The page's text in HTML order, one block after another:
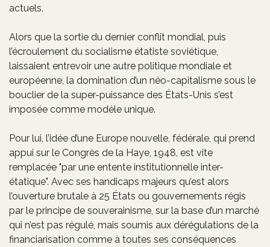
actuels.
Alors que la sortie du dernier conflit mondial, puis
l’écroulement du socialisme étatiste soviétique,
laissaient entrevoir une autre politique mondiale et
européenne, la domination d’un néo-capitalisme sous le
bouclier de la super-puissance des États-Unis s’est
imposée comme modèle unique.
Pour lui, l’idée d’une Europe nouvelle, fédérale, qui prend
appui sur le Congrès de la Haye, 1948, est vite
remplacée "par une entente institutionnelle inter-
étatique". Avec ses handicaps majeurs qu’est alors
l’ouverture brutale à 25 États ou gouvernements régis
par le principe de souverainisme, sur la base d’un marché
qui n’est pas régulé, mais soumis aux dérégulations de la
financiarisation comme à toutes ses conséquences